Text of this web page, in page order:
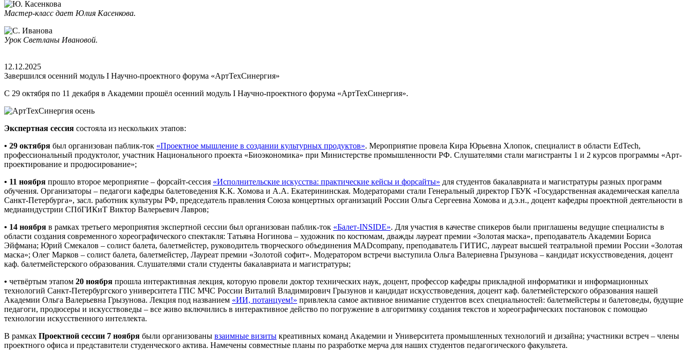
Мастер-класс дает Юлия Касенкова.
Урок Светланы Ивановой.
12.12.2025
Завершился осенний модуль I Научно-проектного форума «АртТехСинергия»
С 29 октября по 11 декабря в Академии прошёл осенний модуль I Научно-проектного форума «АртТехСинергия».
Экспертная сессия состояла из нескольких этапов:
• 29 октября был организован паблик-ток «Проектное мышление в создании культурных продуктов». Мероприятие провела Кира Юрьевна Хлопок, специалист в области EdTech,
профессиональный продуктолог, участник Национального проекта «Биоэкономика» при Министерстве промышленности РФ. Слушателями стали магистранты 1 и 2 курсов программы «Арт-
проектирование и продюсирование»;
• 11 ноября прошло второе мероприятие – форсайт-сессия «Исполнительские искусства: практические кейсы и форсайты» для студентов бакалавриата и магистратуры разных программ
обучения. Организаторы – педагоги кафедры балетоведения К.К. Хомова и А.А. Екатерининская. Модераторами стали Генеральный директор ГБУК «Государственная академическая капелла
Санкт-Петербурга», засл. работник культуры РФ, председатель правления Союза концертных организаций России Ольга Сергеевна Хомова и д.э.н., доцент кафедры проектной деятельности в
медиаиндустрии СПбГИКиТ Виктор Валерьевич Лавров;
• 14 ноября в рамках третьего мероприятия экспертной сессии был организован паблик-ток «Балет-INSIDE». Для участия в качестве спикеров были приглашены ведущие специалисты в
области создания современного хореографического спектакля: Татьяна Ногинова – художник по костюмам, дважды лауреат премии «Золотая маска», преподаватель Академии Бориса
Эйфмана; Юрий Смекалов – солист балета, балетмейстер, руководитель творческого объединения MADcompany, преподаватель ГИТИС, лауреат высшей театральной премии России «Золотая
маска»; Олег Марков – солист балета, балетмейстер, Лауреат премии «Золотой софит». Модератором встречи выступила Ольга Валериевна Грызунова – кандидат искусствоведения, доцент
каф. балетмейстерского образования. Слушателями стали студенты бакалавриата и магистратуры;
• четвёртым этапом 20 ноября прошла интерактивная лекция, которую провели доктор технических наук, доцент, профессор кафедры прикладной информатики и информационных
технологий Санкт-Петербургского университета ГПС МЧС России Виталий Владимирович Грызунов и кандидат искусствоведения, доцент каф. балетмейстерского образования нашей
Академии Ольга Валерьевна Грызунова. Лекция под названием «ИИ, потанцуем!» привлекла самое активное внимание студентов всех специальностей: балетмейстеры и балетоведы, будущие
педагоги, продюсеры и искусствоведы – все живо включились в интерактивное действо по погружение в алгоритмику создания текстов и хореографических постановок с помощью
технологии искусственного интеллекта.
В рамках Проектной сессии 7 ноября были организованы взаимные визиты креативных команд Академии и Университета промышленных технологий и дизайна; участники встреч – члены
проектного офиса и представители студенческого актива. Намечены совместные планы по разработке мерча для наших студентов педагогического факультета.